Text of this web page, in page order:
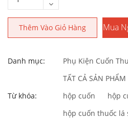
Thêm Vào Giỏ Hàng Mua
Danh mục:
Phụ Kiện Cuốn
TẤT CẢ SẢN PHẨM
Từ khóa:
hộp cuốn
hộp
hộp cuốn thuốc lá